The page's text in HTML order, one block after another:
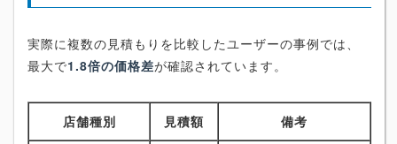
実際に複数の見積もりを比較したユーザーの事例では、
最大で1.8倍の価格差が確認されています。
店舗種別 見積額 備考